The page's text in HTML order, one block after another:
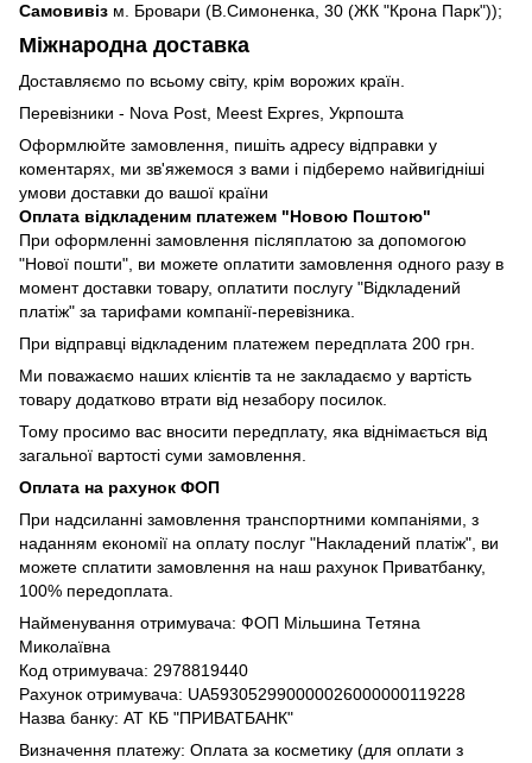
Самовивіз м. Бровари (В.Симоненка, 30 (ЖК "Крона Парк"));
Міжнародна доставка
Доставляємо по всьому світу, крім ворожих країн.
Перевізники - Nova Post, Meest Expres, Укрпошта
Оформлюйте замовлення, пишіть адресу відправки у
коментарях, ми зв'яжемося з вами і підберемо найвигідніші
умови доставки до вашої країни
Оплата відкладеним платежем "Новою Поштою"
При оформленні замовлення післяплатою за допомогою
"Нової пошти", ви можете оплатити замовлення одного разу в
момент доставки товару, оплатити послугу "Відкладений
платіж" за тарифами компанії-перевізника.
При відправці відкладеним платежем передплата 200 грн.
Ми поважаємо наших клієнтів та не закладаємо у вартість
товару додатково втрати від незабору посилок.
Тому просимо вас вносити передплату, яка віднімається від
загальної вартості суми замовлення.
Оплата на рахунок ФОП
При надсиланні замовлення транспортними компаніями, з
наданням економії на оплату послуг "Накладений платіж", ви
можете сплатити замовлення на наш рахунок Приватбанку,
100% передоплата.
Найменування отримувача: ФОП Мільшина Тетяна
Миколаївна
Код отримувача: 2978819440
Рахунок отримувача: UA593052990000026000000119228
Назва банку: АТ КБ "ПРИВАТБАНК"
Визначення платежу: Оплата за косметику (для оплати з